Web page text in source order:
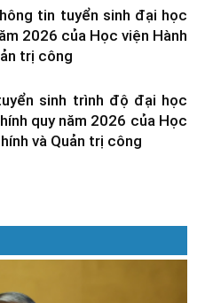
tin tuyển sinh đại học
2026 của Học viện Hành
trị công
sinh trình độ đại học
quy năm 2026 của Học
và Quản trị công